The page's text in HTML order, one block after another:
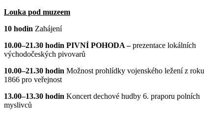
Louka pod muzeem
10 hodin Zahájení
10.00–21.30 hodin PIVNÍ POHODA –prezentace lokálních
východočeských pivovarů
10.00–21.30 hodin Možnost prohlídky vojenského ležení z roku
1866 pro veřejnost
13.00–13.30 hodin Koncert dechové hudby 6. praporu polních
myslivců